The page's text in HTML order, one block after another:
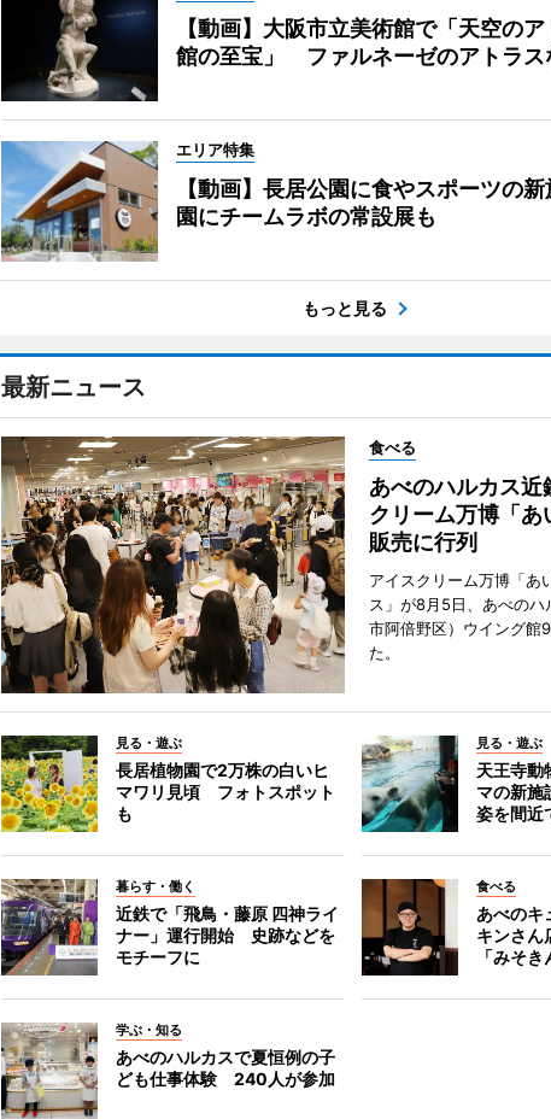
【動画】大阪市立美術館で「天空の
館の至宝」 ファルネーゼのアトラス
エリア特集
【動画】長居公園に食やスポーツの
園にチームラボの常設展も
もっと見る
最新ニュース
食べる
あべのハルカス近
クリーム万博「
販売に行列
アイスクリーム万博「あ
ス」が8月5日、あべの
市阿倍野区）ウイング館
た。
見る・遊ぶ
長居植物園で2万株の白いヒ
マワリ見頃 フォトスポット
も
見る・遊ぶ
天王寺動
マの新
姿を間近
暮らす・働く
近鉄で「飛鳥・藤原 四神ライ
ナー」運行開始 史跡などを
モチーフに
食べる
あべのキ
キンさん
「みそ
学ぶ・知る
あべのハルカスで夏恒例の子
ども仕事体験 240人が参加